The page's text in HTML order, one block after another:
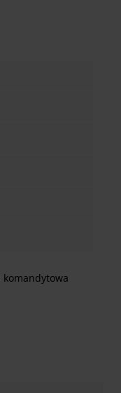
komandytowa